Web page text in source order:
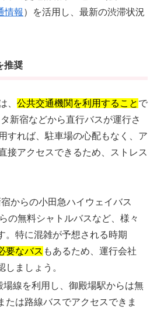
情報 ）を活用し、最新の渋滞状況
推奨
、 公共交通機関を利用すること で
新宿などから直行バスが運行さ
すれば、駐車場の心配もなく、ア
接アクセスできるため、ストレス
宿からの小田急ハイウェイバス
の無料シャトルバスなど、様々
。特に混雑が予想される時期
要なバス もあるため、運行会社
しましょう。
場線を利用し、御殿場駅からは無
たは路線バスでアクセスできま